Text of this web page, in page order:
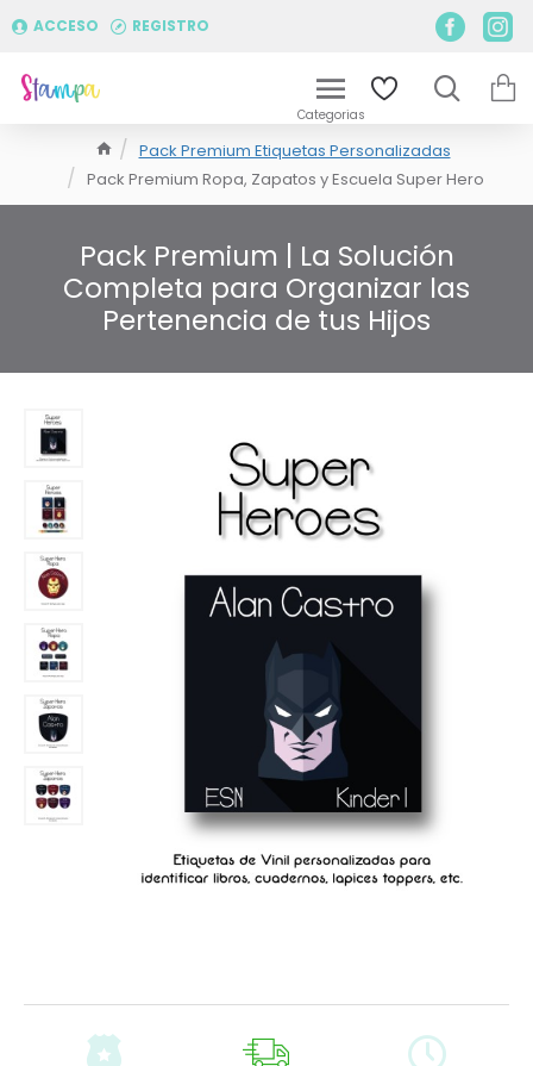
ACCESO REGISTRO
Pack Premium Etiquetas Personalizadas
Pack Premium Ropa, Zapatos y Escuela Super Hero
Pack Premium | La Solución
Completa para Organizar las
Pertenencia de tus Hijos